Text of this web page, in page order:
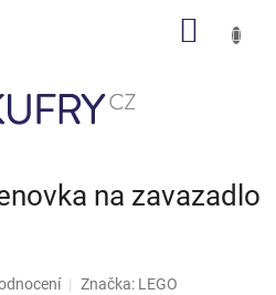
na zavazadlo
Značka: LEGO